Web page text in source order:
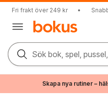
Fri frakt över 249 kr •
Sök bok, spel,
Skapa nya rutiner –